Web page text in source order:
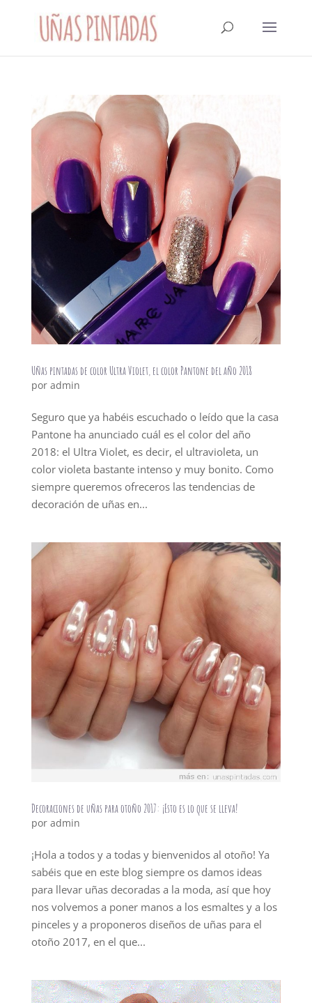
Uñas pintadas de color Ultra Violet, el color Pantone del año 2018
por admin
Seguro que ya habéis escuchado o leído que la casa
Pantone ha anunciado cuál es el color del año
2018: el Ultra Violet, es decir, el ultravioleta, un
color violeta bastante intenso y muy bonito. Como
siempre queremos ofreceros las tendencias de
decoración de uñas en...
Decoraciones de uñas para otoño 2017: ¡Esto es lo que se lleva!
por admin
¡Hola a todos y a todas y bienvenidos al otoño! Ya
sabéis que en este blog siempre os damos ideas
para llevar uñas decoradas a la moda, así que hoy
nos volvemos a poner manos a los esmaltes y a los
pinceles y a proponeros diseños de uñas para el
otoño 2017, en el que...